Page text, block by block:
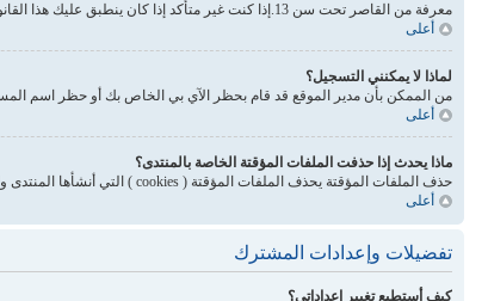
معرفة من القاصر تحت سن 13.إذا كنت غير متأكد إذا كان ينطبق عليك هذا القانون بوصفك شخصا فالرجاء الانتباه بأن الموقع لا يقدم أي نصائح قانونية
أعلى
لماذا لا يمكنني التسجيل؟
من الممكن بأن مدير الموقع قد قام بحظر الآي بي الخاص بك أو حظر اسم
أعلى
ماذا يحدث إذا حذفت الملفات المؤقتة الخاصة بالمنتدى؟
حذف الملفات المؤقتة يحذف الملفات المؤقتة ( cookies ) التي أنشأها المنتدى والتي تجعلك مسجلاً للدخول وتلغي بعض المميزات المرتبطة بنظام الملفات المؤقتة
أعلى
تفضيلات وإعدادات المشترك
كيف أستطيع تغيير إعداداتي؟